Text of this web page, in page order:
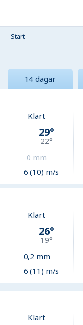
Start
14 dagar
Klart
29°
22°
0 mm
6 (10) m/s
Klart
26°
19°
0,2 mm
6 (11) m/s
Klart